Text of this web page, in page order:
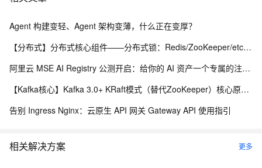
Agent 构建变轻、Agent 架构变薄，什么正在变厚？
【分布式】分布式核心组件——分布式锁：Redis/ZooKeeper/etcd 实现方案（附全方位对比表）、优缺点、Redlock、时钟回拨问题
阿里云 MSE AI Registry 公测开启：给你的 AI 资产一个专属的注册中心
【Kafka核心】Kafka 3.0+ KRaft模式（替代ZooKeeper）核心原理与优势
告别 Ingress Nginx：云原生 API 网关 Gateway API 使用指引
相关解决方案 更多